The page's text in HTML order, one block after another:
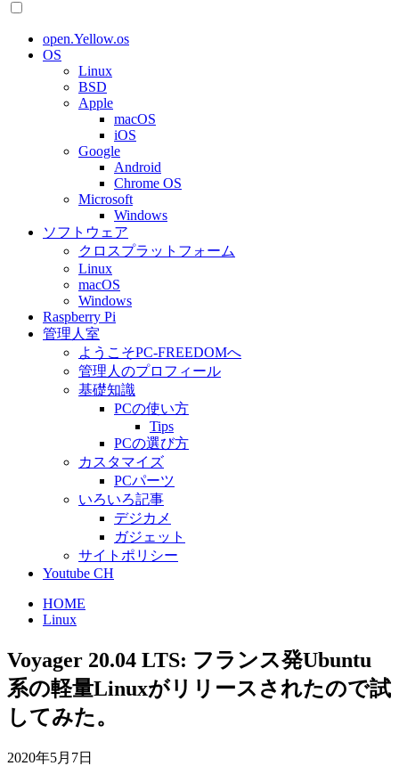
open.Yellow.os
OS
Linux
BSD
Apple
macOS
iOS
Google
Android
Chrome OS
Microsoft
Windows
ソフトウェア
クロスプラットフォーム
Linux
macOS
Windows
Raspberry Pi
管理人室
ようこそPC-FREEDOMへ
管理人のプロフィール
基礎知識
PCの使い方
Tips
PCの選び方
カスタマイズ
PCパーツ
いろいろ記事
デジカメ
ガジェット
サイトポリシー
Youtube CH
HOME
Linux
Voyager 20.04 LTS: フランス発Ubuntu
系の軽量Linuxがリリースされたので試
してみた。
2020年5月7日